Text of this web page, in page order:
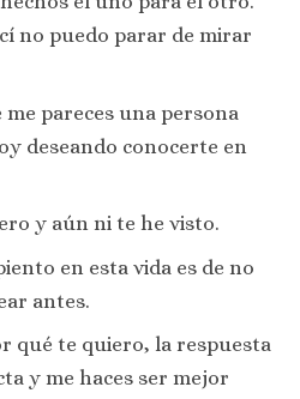
no puedo parar de mirar
pareces una persona
deseando conocerte en
y aún ni te he visto.
en esta vida es de no
antes.
qué te quiero, la respuesta
y me haces ser mejor